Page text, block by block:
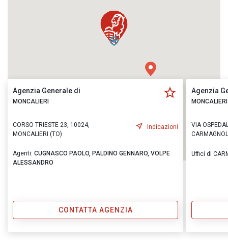
Agenzia Generale di
MONCALIERI
CORSO TRIESTE 23, 10024,
MONCALIERI (TO)
Indicazioni
Agenti: CUGNASCO PAOLO, PALDINO GENNARO, VOLPE
ALESSANDRO
CONTATTA AGENZIA
Agenzia
MONCALIERI
VIA
Uffici di